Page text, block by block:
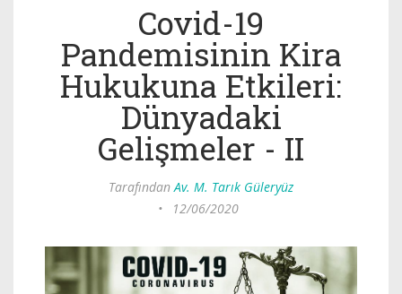
Covid-19
Pandemisinin Kira
Hukukuna Etkileri:
Dünyadaki
Gelişmeler - II
Tarafından Av. M. Tarık Güleryüz
•
12/06/2020